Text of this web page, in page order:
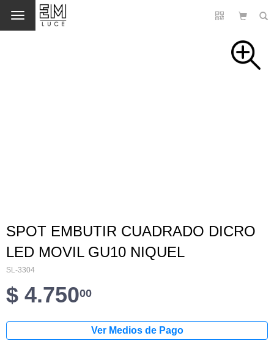
Cambio
SPOT EMBUTIR CUADRADO DICRO
LED MOVIL GU10 NIQUEL
SL-3304
$ 4.75000